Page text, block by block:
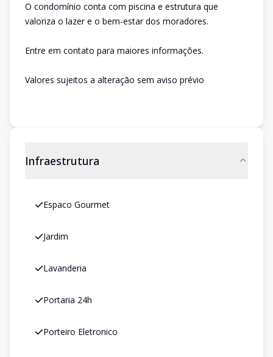
O condomínio conta com piscina e estrutura que
valoriza o lazer e o bem-estar dos moradores.
Entre em contato para maiores informações.
Valores sujeitos a alteração sem aviso prévio
Infraestrutura
Espaco Gourmet
Jardim
Lavanderia
Portaria 24h
Porteiro Eletronico